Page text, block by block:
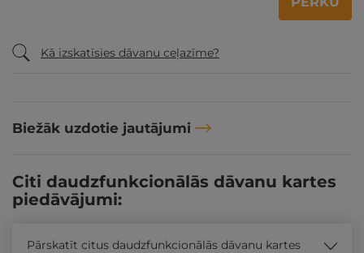
Kā izskatīsies dāvanu ceļazīme?
Biežāk uzdotie jautājumi
Citi daudzfunkcionālās dāvanu kartes
piedāvājumi:
Pārskatīt citus daudzfunkcionālās dāvanu kartes